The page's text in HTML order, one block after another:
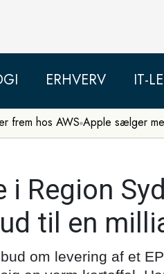
ERHVERV IT-
frem hos AWS Apple sælger
i Region
til en
om levering af et